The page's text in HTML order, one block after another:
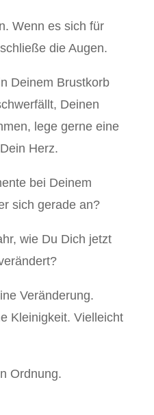
Wenn es sich für
die Augen.
Deinem Brustkorb
Deinen
lege gerne eine
Herz.
bei Deinem
sich gerade an?
wie Du Dich jetzt
Veränderung.
Kleinigkeit. Vielleicht
Ordnung.